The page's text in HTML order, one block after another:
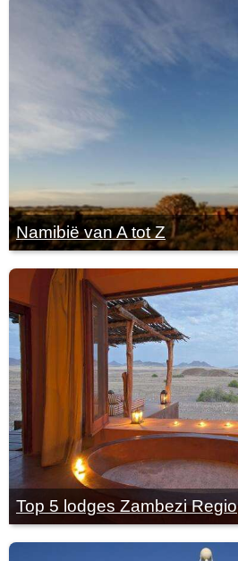
Namibië van A tot Z
Top 5 lodges Zambezi Regio